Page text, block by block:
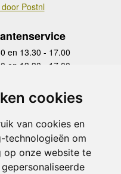
cookies
van cookies en
technologieën om
op onze website te
Postnl
en 13.30 - 17.00
en 13.30 - 17.00
en 13.30 - 17.00
en 13.30 - 17.00
gesloten